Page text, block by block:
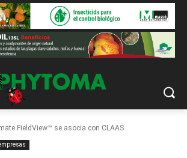
FieldView™ se asocia con CLAAS